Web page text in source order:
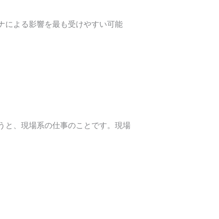
による影響を最も受けやすい可能
と、現場系の仕事のことです。現場